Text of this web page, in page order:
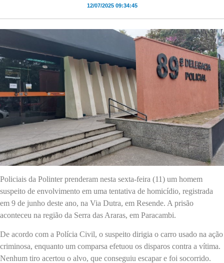
12/07/2025 09:34:45
Policiais da Polinter prenderam nesta sexta-feira (11) um homem
suspeito de envolvimento em uma tentativa de homicídio, registrada
em 9 de junho deste ano, na Via Dutra, em Resende. A prisão
aconteceu na região da Serra das Araras, em Paracambi.
De acordo com a Polícia Civil, o suspeito dirigia o carro usado na ação
criminosa, enquanto um comparsa efetuou os disparos contra a vítima.
Nenhum tiro acertou o alvo, que conseguiu escapar e foi socorrido.